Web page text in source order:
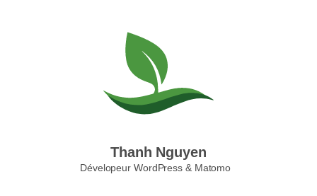
Thanh Nguyen
Dévelopeur WordPress & Matomo